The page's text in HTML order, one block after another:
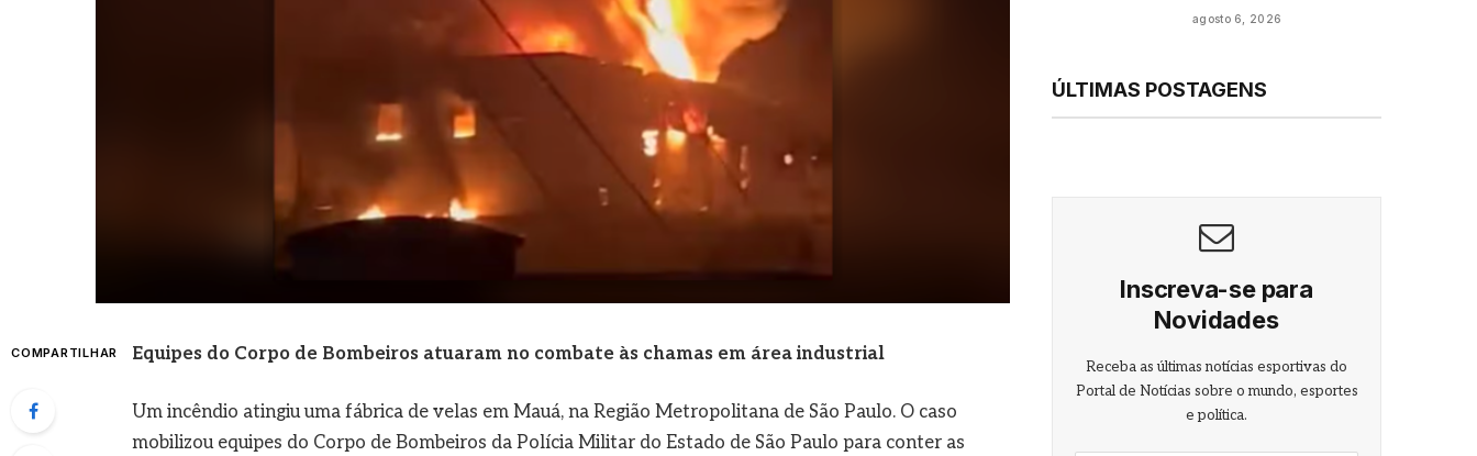
COMPARTILHAR Equipes do Corpo de Bombeiros atuaram no combate às chamas em área industrial
Um incêndio atingiu uma fábrica de velas em Mauá, na Região Metropolitana de São Paulo. O caso
mobilizou equipes do Corpo de Bombeiros da Polícia Militar do Estado de São Paulo para conter as
agosto 6, 2026
ÚLTIMAS POSTAGENS
Inscreva-se para
Novidades
Receba as últimas notícias esportivas do
Portal de Notícias sobre o mundo, esportes
e política.